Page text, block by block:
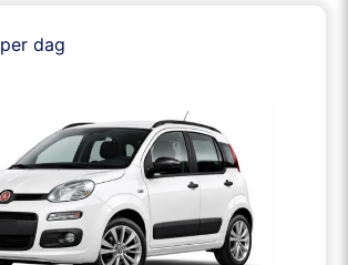
per dag